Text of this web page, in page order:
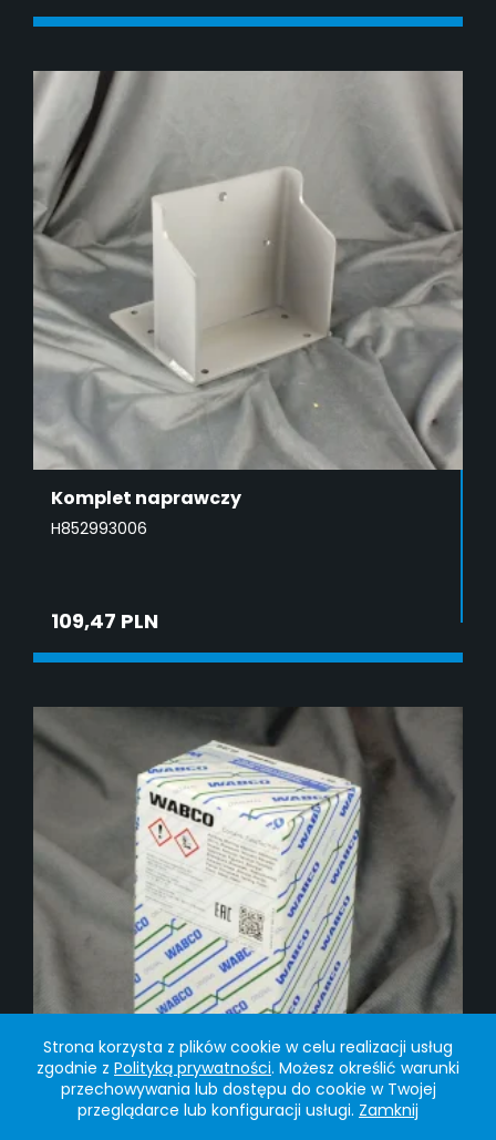
Strona korzysta z plików cookie w celu realizacji usług
zgodnie z Polityką prywatności. Możesz określić warunki
przechowywania lub dostępu do cookie w Twojej
przeglądarce lub konfiguracji usługi. Zamknij
Komplet naprawczy
H852993006
109,47 PLN